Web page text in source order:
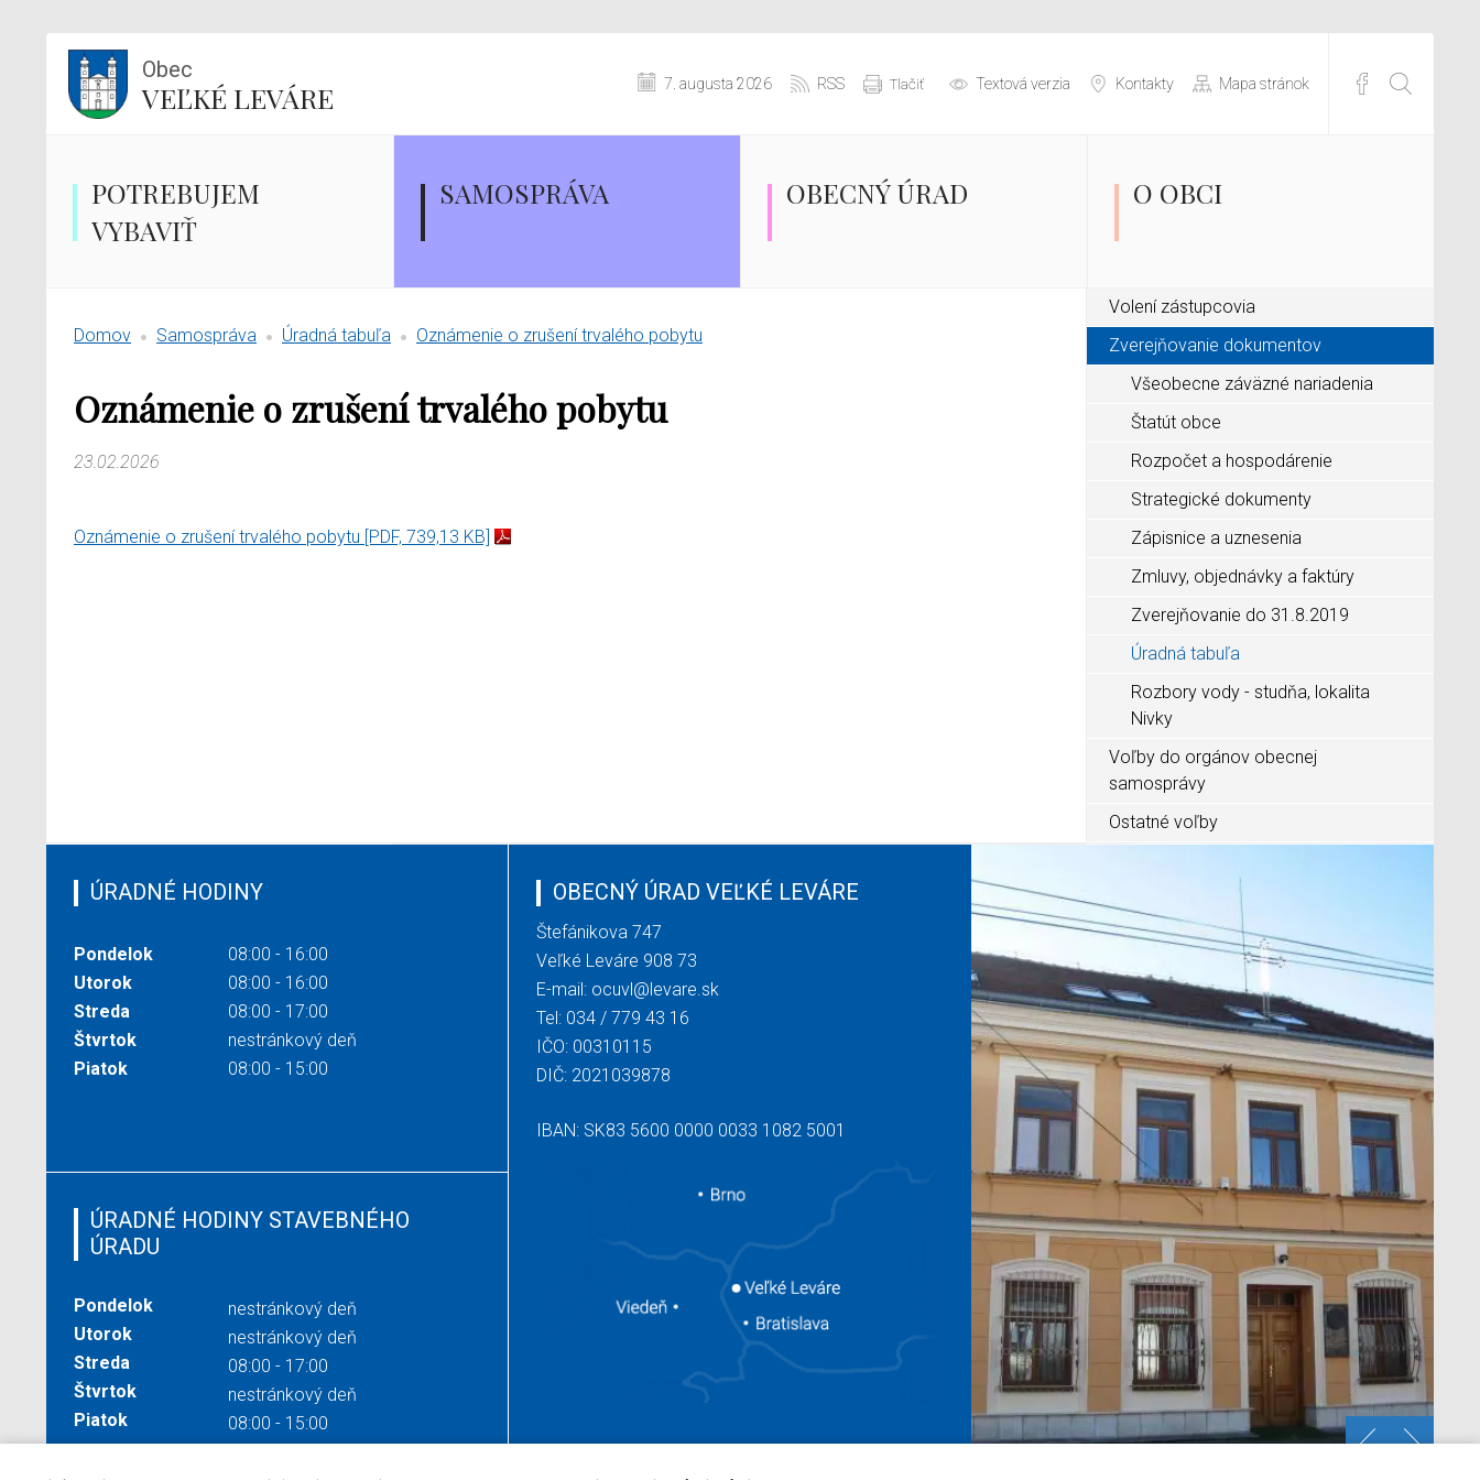
Obec
VEĽKÉ LEVÁRE 7. augusta 2026 RSS Tlačiť Textová verzia Kontakty Mapa stránok
POTREBUJEM
VYBAVIŤ
SAMOSPRÁVA OBECNÝ ÚRAD O OBCI
Domov Samospráva Úradná tabuľa Oznámenie o zrušení trvalého pobytu
Oznámenie o zrušení trvalého pobytu
23.02.2026
Oznámenie o zrušení trvalého pobytu [PDF, 739,13 KB]
Volení zástupcovia
Zverejňovanie dokumentov
Všeobecne záväzné nariadenia
Štatút obce
Rozpočet a hospodárenie
Strategické dokumenty
Zápisnice a uznesenia
Zmluvy, objednávky a faktúry
Zverejňovanie do 31.8.2019
Úradná tabuľa
Rozbory vody - studňa, lokalita
Nivky
Voľby do orgánov obecnej
samosprávy
Ostatné voľby
ÚRADNÉ HODINY
Pondelok
08:00 - 16:00
Utorok
08:00 - 16:00
Streda
08:00 - 17:00
Štvrtok
nestránkový deň
Piatok
08:00 - 15:00
ÚRADNÉ HODINY STAVEBNÉHO
ÚRADU
Pondelok
nestránkový deň
Utorok
nestránkový deň
Streda
08:00 - 17:00
Štvrtok
nestránkový deň
Piatok
08:00 - 15:00
OBECNÝ ÚRAD VEĽKÉ LEVÁRE
Štefánikova 747
Veľké Leváre 908 73
E-mail: ocuvl@levare.sk
Tel: 034 / 779 43 16
IČO: 00310115
DIČ: 2021039878
IBAN: SK83 5600 0000 0033 1082 5001